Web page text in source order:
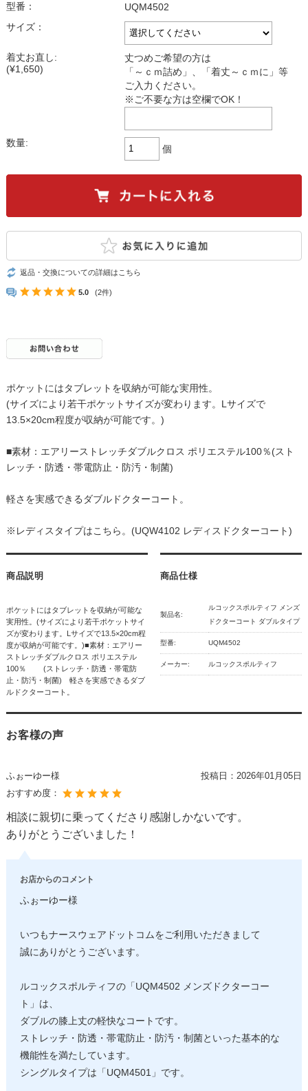
型番：
UQM4502
サイズ：
着丈お直し:
(¥1,650)
丈つめご希望の方は
「～ｃｍ詰め」、「着丈～ｃｍに」等
ご入力ください。
※ご不要な方は空欄でOK！
数量:
個
返品・交換についての詳細はこちら
5.0 (2件)
ポケットにはタブレットを収納が可能な実用性。
(サイズにより若干ポケットサイズが変わります。Lサイズで
13.5×20cm程度が収納が可能です。)
■素材：エアリーストレッチダブルクロス ポリエステル100％(スト
レッチ・防透・帯電防止・防汚・制菌)
軽さを実感できるダブルドクターコート。
※レディスタイプはこちら。(UQW4102 レディスドクターコート)
商品説明
ポケットにはタブレットを収納が可能な
実用性。(サイズにより若干ポケットサイ
ズが変わります。Lサイズで13.5×20cm程
度が収納が可能です。)■素材：エアリー
ストレッチダブルクロス ポリエステル
100％ (ストレッチ・防透・帯電防
止・防汚・制菌) 軽さを実感できるダブ
ルドクターコート。
商品仕様
製品名:
ルコックスポルティフ メンズ
ドクターコート ダブルタイプ
型番: UQM4502
メーカー: ルコックスポルティフ
お客様の声
ふぉーゆー様 投稿日： 2026年01月05日
おすすめ度：
相談に親切に乗ってくださり感謝しかないです。
ありがとうございました！
お店からのコメント
ふぉーゆー様
いつもナースウェアドットコムをご利用いただきまして
誠にありがとうございます。
ルコックスポルティフの「UQM4502 メンズドクターコー
ト」は、
ダブルの膝上丈の軽快なコートです。
ストレッチ・防透・帯電防止・防汚・制菌といった基本的な
機能性を満たしています。
シングルタイプは「UQM4501」です。